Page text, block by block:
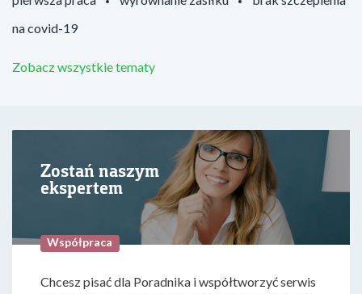
na covid-19
Zobacz wszystkie tematy
Zostań naszym
ekspertem
Współpraca
Chcesz pisać dla Poradnika i współtworzyć serwis